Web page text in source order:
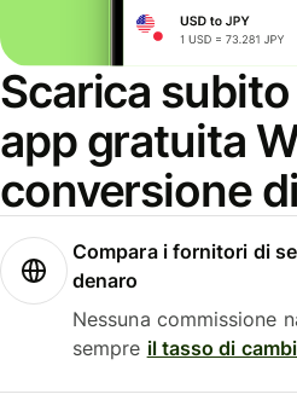
Scarica
app gratuita
conversione
Compara i fornitori di
denaro
Nessuna commissione
sempre il tasso di